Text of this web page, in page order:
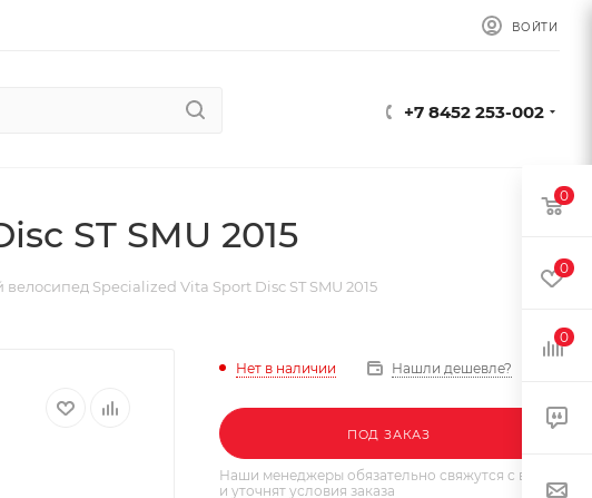
ВОЙТИ
+7 8452 253-002
ST SMU 2015
велосипед Specialized Vita Sport Disc ST SMU 2015
Нет в наличии Нашли дешевле?
ПОД ЗАКАЗ
Наши менеджеры обязательно свяжутся с вами
и уточнят условия заказа
0
0
0